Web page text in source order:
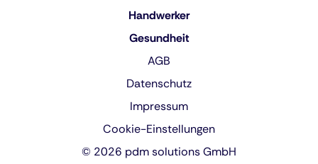
Handwerker
Gesundheit
AGB
Datenschutz
Impressum
Cookie-Einstellungen
© 2026 pdm solutions GmbH